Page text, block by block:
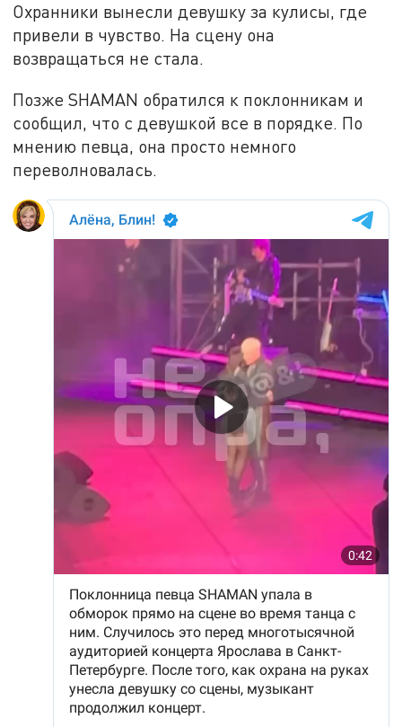
Охранники вынесли девушку за кулисы, где
привели в чувство. На сцену она
возвращаться не стала.
Позже SHAMAN обратился к поклонникам и
сообщил, что с девушкой все в порядке. По
мнению певца, она просто немного
переволновалась.